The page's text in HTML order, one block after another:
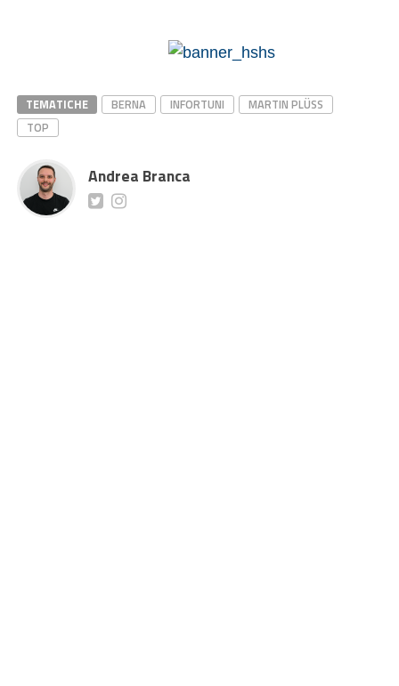
TEMATICHE BERNA INFORTUNI
MARTIN PLÜSS
TOP
Andrea Branca